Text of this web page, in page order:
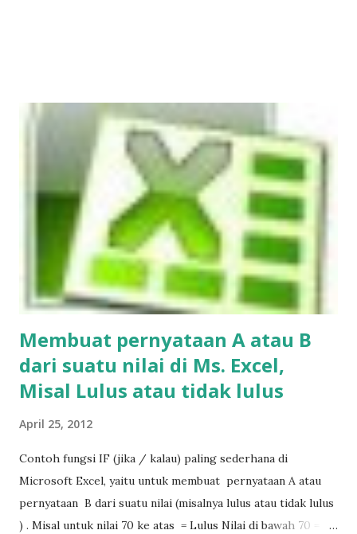
Membuat pernyataan A atau B
dari suatu nilai di Ms. Excel,
Misal Lulus atau tidak lulus
April 25, 2012
Contoh fungsi IF (jika / kalau) paling sederhana di
Microsoft Excel, yaitu untuk membuat pernyataan A atau
pernyataan B dari suatu nilai (misalnya lulus atau tidak lulus
) . Misal untuk nilai 70 ke atas = Lulus Nilai di bawah 70 =